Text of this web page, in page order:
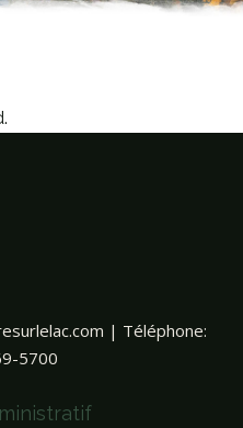
| Téléphone:
5700